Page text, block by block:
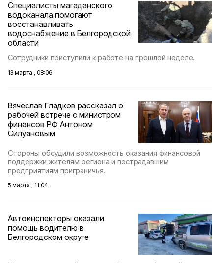
Специалисты магаданского
водоканала помогают
восстанавливать
водоснабжение в Белгородской
области
Сотрудники приступили к работе на прошлой неделе.
13 марта , 08:06
Вячеслав Гладков рассказал о
рабочей встрече с министром
финансов РФ Антоном
Силуановым
Стороны обсудили возможность оказания финансовой
поддержки жителям региона и пострадавшим
предприятиям приграничья.
5 марта , 11:04
Автоинспекторы оказали
помощь водителю в
Белгородском округе